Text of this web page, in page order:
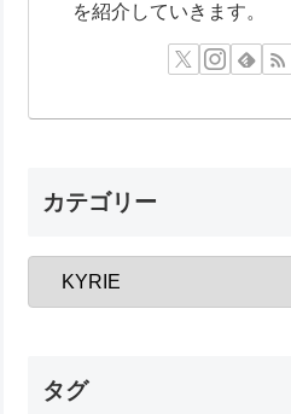
を紹介していきます。
カテゴリー
タグ